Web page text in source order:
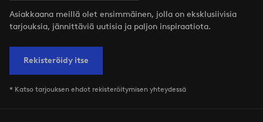
Asiakkaana meillä olet ensimmäinen, jolla on eksklusiivisia
tarjouksia, jännittäviä uutisia ja paljon inspiraatiota.
Rekisteröidy itse
* Katso tarjouksen ehdot rekisteröitymisen yhteydessä